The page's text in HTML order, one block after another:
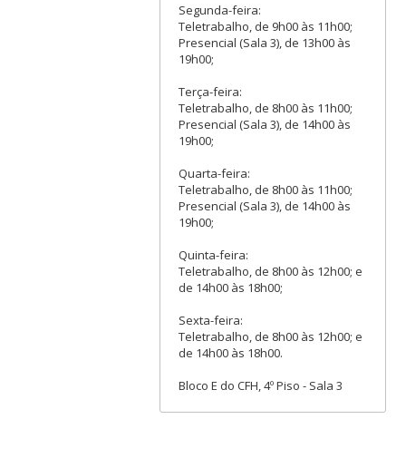
Segunda-feira:
Teletrabalho, de 9h00 às 11h00;
Presencial (Sala 3), de 13h00 às
19h00;
Terça-feira:
Teletrabalho, de 8h00 às 11h00;
Presencial (Sala 3), de 14h00 às
19h00;
Quarta-feira:
Teletrabalho, de 8h00 às 11h00;
Presencial (Sala 3), de 14h00 às
19h00;
Quinta-feira:
Teletrabalho, de 8h00 às 12h00; e
de 14h00 às 18h00;
Sexta-feira:
Teletrabalho, de 8h00 às 12h00; e
de 14h00 às 18h00.
Bloco E do CFH, 4º Piso - Sala 3